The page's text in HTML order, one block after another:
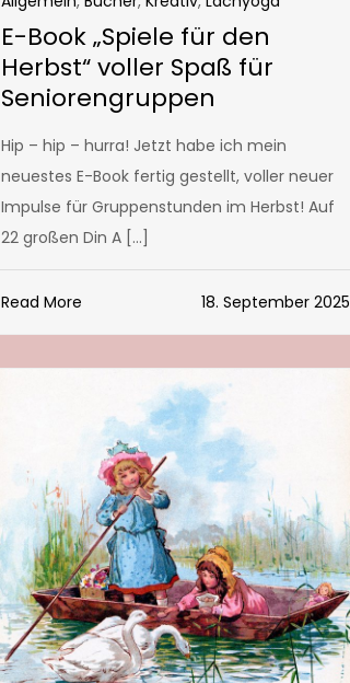
E-Book „Spiele für den
Herbst“ voller Spaß für
Seniorengruppen
Hip – hip – hurra! Jetzt habe ich mein
neuestes E-Book fertig gestellt, voller neuer
Impulse für Gruppenstunden im Herbst! Auf
22 großen Din A […]
Read More 18. September 2025